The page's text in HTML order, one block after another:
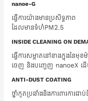
nanoe-G
ធ្វើការយ៉ាងមានប្រសិទ្ធភាព
ដែលមានទំហំPM2.5
INSIDE CLEANING ON
ធ្វើការសម្អាតនៅខាងក្នុង
ចេញ និងបញ្ចេញ nanoeX ដើ
ANTI-DUST COATING
ថ្នាំកូតប្រឆាំងនិងការពារការជ